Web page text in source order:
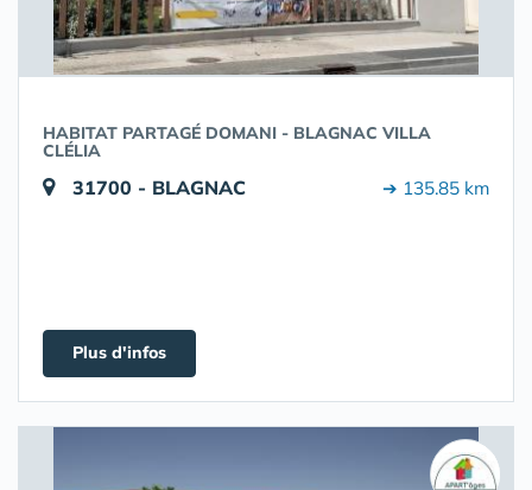
HABITAT PARTAGÉ DOMANI - BLAGNAC VILLA
CLÉLIA
31700 - BLAGNAC ➔ 135.85 km
Plus d'infos